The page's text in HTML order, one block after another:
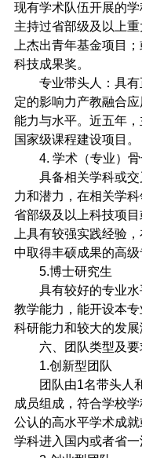
现有学术队伍开展的
主持过省部级及以上
上杰出青年基金项目
科技成果奖。
专业带头人：具
定的影响力产教融合
能力与水平。近五年
国家级课程建设项目。
4. 学术（专业）
具备相关学科或
力和潜力，在相关学
省部级及以上科技项
上具有较强实践经验
中取得丰硕成果的高级
5.博士研究生
具有较好的专业
教学能力，能开设本
科研能力和较大的发展
六、团队类型及要
1.创新型团队
团队由1名带头人
成员组成，符合学校
公认的高水平学术成
学科进入国内或者省一